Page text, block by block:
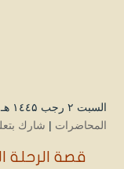
السبت ۲ رجب ۱٤٤۵ هـ الموافق ۱۳ يناير ۲۰۲٤ مـ |
المحاضرات | شارك
قصة الرحلة